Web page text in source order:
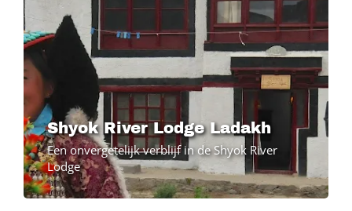
Shyok River Lodge Ladakh
Een onvergetelijk verblijf in de Shyok River
Lodge